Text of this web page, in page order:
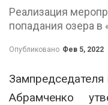
Реализация
попадания озера
Опубликовано Фев 5, 2022
Абрамченко